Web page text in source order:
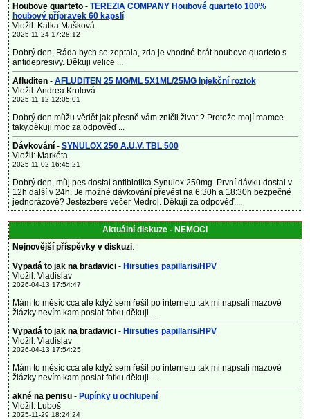
Houbove quarteto- TEREZIA COMPANY Houbové quarteto 100%
houbový přípravek 60 kapslí
Vložil: Katka Mašková
2025-11-24 17:28:12
Dobrý den, Ráda bych se zeptala, zda je vhodné brát houbove quarteto s
antidepresivy. Děkuji velice ...
Afluditen- AFLUDITEN 25 MG/ML 5X1ML/25MG Injekční roztok
Vložil: Andrea Krulová
2025-11-12 12:05:01
Dobrý den můžu vědět jak přesně vám zničil život ? Protože mojí mamce
taky,děkuji moc za odpověď ...
Dávkování - SYNULOX 250 A.U.V. TBL 500
Vložil: Markéta
2025-11-02 16:45:21
Dobrý den, můj pes dostal antibiotika Synulox 250mg. První dávku dostal v
12h další v 24h. Je možné dávkování převést na 6:30h a 18:30h bezpečné
jednorázově? Jestezbere večer Medrol. Děkuji za odpověď....
Aktuální diskuze - NEMOCI
Nejnovější příspěvky v diskuzi:
Vypadá to jak na bradavici - Hirsuties papillaris/HPV
Vložil: Vladislav
2026-04-13 17:54:47
Mám to měsíc cca ale když sem řešil po internetu tak mi napsali mazové
žlázky nevím kam poslat fotku děkuji ...
Vypadá to jak na bradavici - Hirsuties papillaris/HPV
Vložil: Vladislav
2026-04-13 17:54:25
Mám to měsíc cca ale když sem řešil po internetu tak mi napsali mazové
žlázky nevím kam poslat fotku děkuji ...
akné na penisu- Pupínky u ochlupení
Vložil: Luboš
2025-11-29 18:24:24